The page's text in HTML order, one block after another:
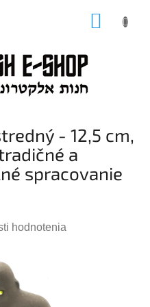
- 12,5 cm,
a
spracovanie
hodnotenia